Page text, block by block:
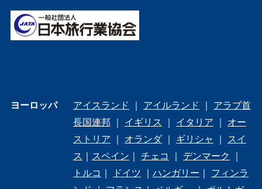
ヨーロッパ アイスランド ｜ アイルランド ｜ アラブ首
長国連邦 ｜ イギリス ｜ イタリア ｜ オー
ストリア ｜ オランダ｜ ギリシャ ｜
スイ
ス ｜ スペイン ｜ チェコ ｜ デンマーク
｜
トルコ ｜ ドイツ ｜ ハンガリー ｜ フィンラ